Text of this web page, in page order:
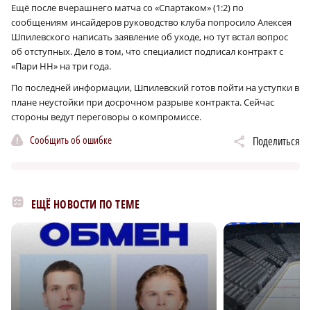
Ещё после вчерашнего матча со «Спартаком» (1:2) по
сообщениям инсайдеров руководство клуба попросило Алексея
Шпилевского написать заявление об уходе, но тут встал вопрос
об отступных. Дело в том, что специалист подписал контракт с
«Пари НН» на три года.
По последней информации, Шпилевский готов пойти на уступки в
плане неустойки при досрочном разрыве контракта. Сейчас
стороны ведут переговоры о компромиссе.
Сообщить об ошибке Поделиться
ЕЩЁ НОВОСТИ ПО ТЕМЕ